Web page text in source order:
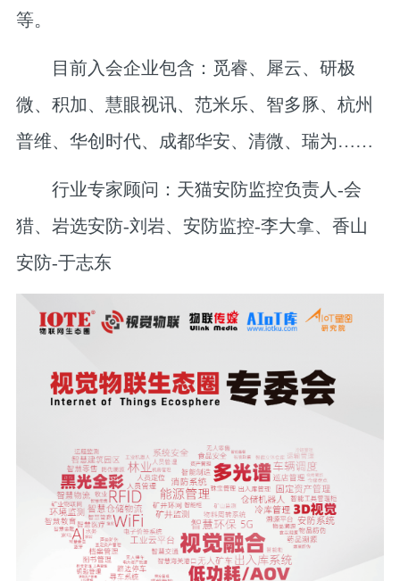
等。
目前入会企业包含： 觅睿、犀云、研极
微、积加、慧眼视讯、范米乐、智多豚、杭州
普维、华创时代、成都华安、清微、瑞为……
行业专家顾问： 天猫安防监控负责人-会
猎、岩选安防-刘岩、安防监控-李大拿、香山
安防-于志东